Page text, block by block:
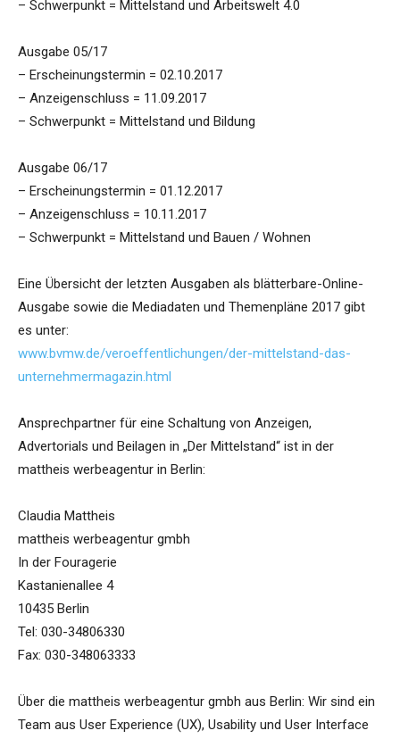
– Schwerpunkt = Mittelstand und Arbeitswelt 4.0
Ausgabe 05/17
– Erscheinungstermin = 02.10.2017
– Anzeigenschluss = 11.09.2017
– Schwerpunkt = Mittelstand und Bildung
Ausgabe 06/17
– Erscheinungstermin = 01.12.2017
– Anzeigenschluss = 10.11.2017
– Schwerpunkt = Mittelstand und Bauen / Wohnen
Eine Übersicht der letzten Ausgaben als blätterbare-Online-
Ausgabe sowie die Mediadaten und Themenpläne 2017 gibt
es unter:
www.bvmw.de/veroeffentlichungen/der-mittelstand-das-
unternehmermagazin.html
Ansprechpartner für eine Schaltung von Anzeigen,
Advertorials und Beilagen in „Der Mittelstand“ ist in der
mattheis werbeagentur in Berlin:
Claudia Mattheis
mattheis werbeagentur gmbh
In der Fouragerie
Kastanienallee 4
10435 Berlin
Tel: 030-34806330
Fax: 030-348063333
Über die mattheis werbeagentur gmbh aus Berlin: Wir sind ein
Team aus User Experience (UX), Usability und User Interface